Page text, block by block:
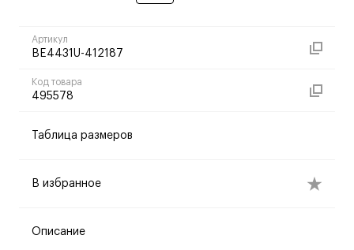
Артикул
BE4431U-412187
Код товара
495578
Таблица размеров
В избранное
Описание